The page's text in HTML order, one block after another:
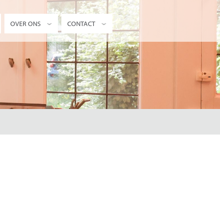
OVER ONS CONTACT